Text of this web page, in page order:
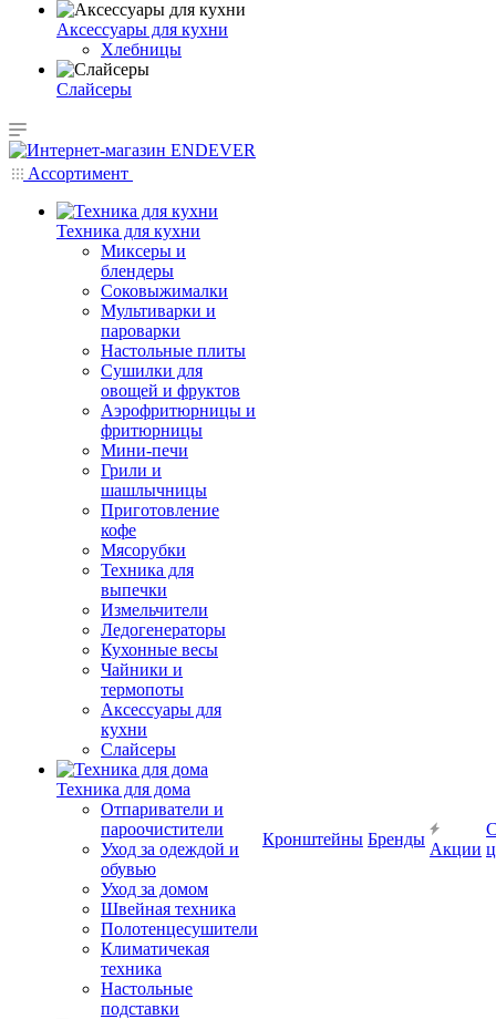
Аксессуары для кухни
Хлебницы
Слайсеры
Ассортимент
Техника для кухни
Миксеры и
блендеры
Соковыжималки
Мультиварки и
пароварки
Настольные плиты
Сушилки для
овощей и фруктов
Аэрофритюрницы и
фритюрницы
Мини-печи
Грили и
шашлычницы
Приготовление
кофе
Мясорубки
Техника для
выпечки
Измельчители
Ледогенераторы
Кухонные весы
Чайники и
термопоты
Аксессуары для
кухни
Слайсеры
Техника для дома
Отпариватели и
пароочистители
Уход за одеждой и
обувью
Уход за домом
Швейная техника
Полотенцесушители
Климатичекая
техника
Настольные
подставки
Кронштейны Бренды
Акции